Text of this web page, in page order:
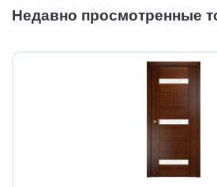
Недавно просмотренные